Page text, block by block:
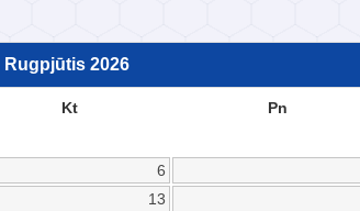
Rugpjūtis 2026
Kt Pn
6
13